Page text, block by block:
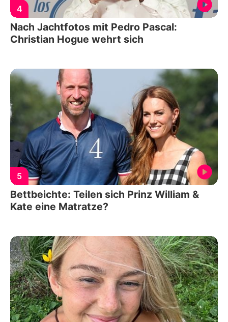
4
Nach Jachtfotos mit Pedro Pascal:
Christian Hogue wehrt sich
5
Bettbeichte: Teilen sich Prinz William &
Kate eine Matratze?